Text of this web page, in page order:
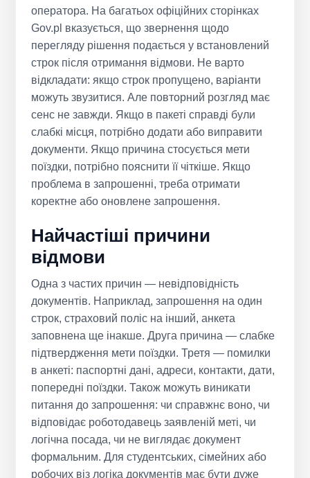
оператора. На багатьох офіційних сторінках
Gov.pl вказується, що звернення щодо
перегляду рішення подається у встановлений
строк після отримання відмови. Не варто
відкладати: якщо строк пропущено, варіанти
можуть звузитися. Але повторний розгляд має
сенс не завжди. Якщо в пакеті справді були
слабкі місця, потрібно додати або виправити
документи. Якщо причина стосується мети
поїздки, потрібно пояснити її чіткіше. Якщо
проблема в запрошенні, треба отримати
коректне або оновлене запрошення.
Найчастіші причини
відмови
Одна з частих причин — невідповідність
документів. Наприклад, запрошення на один
строк, страховий поліс на інший, анкета
заповнена ще інакше. Друга причина — слабке
підтвердження мети поїздки. Третя — помилки
в анкеті: паспортні дані, адреси, контакти, дати,
попередні поїздки. Також можуть виникати
питання до запрошення: чи справжнє воно, чи
відповідає роботодавець заявленій меті, чи
логічна посада, чи не виглядає документ
формальним. Для студентських, сімейних або
робочих віз логіка документів має бути дуже